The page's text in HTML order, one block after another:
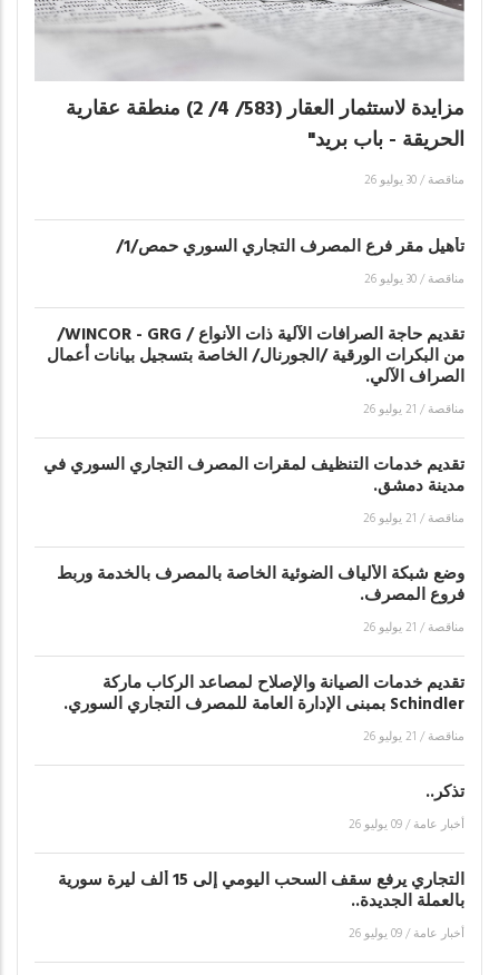
مزايدة لاستثمار العقار (583/ 4/ 2) منطقة عقارية
الحريقة - باب بريد"
مناقصة/30 يوليو 26
تأهيل مقر فرع المصرف التجاري السوري حمص/1/
مناقصة/30 يوليو 26
تقديم حاجة الصرافات الآلية ذات الأنواع / WINCOR - GRG/
من البكرات الورقية /الجورنال/ الخاصة بتسجيل بيانات أعمال
الصراف الآلي.
مناقصة/ 21 يوليو 26
تقديم خدمات التنظيف لمقرات المصرف التجاري السوري في
مدينة دمشق.
مناقصة/ 21 يوليو 26
وضع شبكة الألياف الضوئية الخاصة بالمصرف بالخدمة وربط
فروع المصرف.
مناقصة/ 21 يوليو 26
تقديم خدمات الصيانة والإصلاح لمصاعد الركاب ماركة
Schindler بمبنى الإدارة العامة للمصرف التجاري السوري.
مناقصة/ 21 يوليو 26
تذكر..
أخبار عامة/09 يوليو 26
التجاري يرفع سقف السحب اليومي إلى 15 ألف ليرة سورية
بالعملة الجديدة..
أخبار عامة/09 يوليو 26